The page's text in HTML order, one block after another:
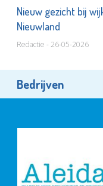
Nieuw gezicht bij
Nieuwland
Redactie - 26-05-2026
Bedrijven